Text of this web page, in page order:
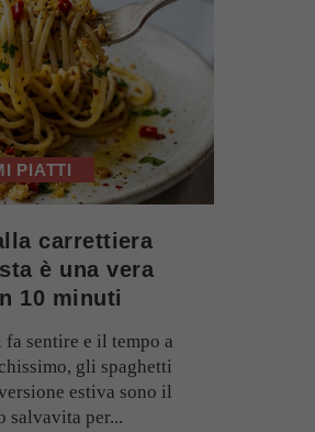
PIATTI
carrettiera
è una vera
10 minuti
sentire e il tempo a
gli spaghetti
estiva sono il
salvavita per...